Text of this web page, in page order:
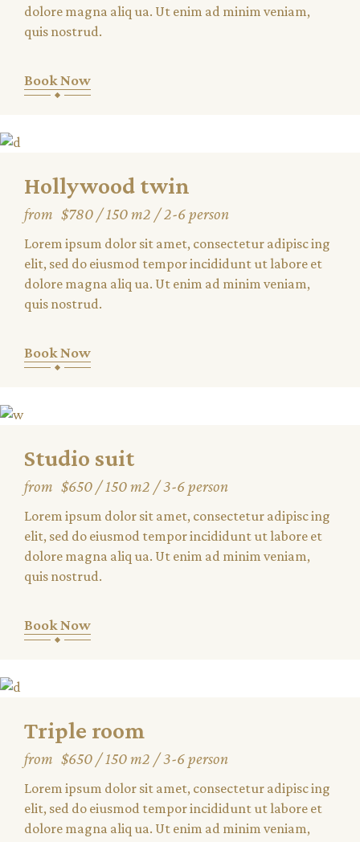
dolore magna aliq ua. Ut enim ad minim veniam,
quis nostrud.
Book Now
Hollywood twin
from $780 150 m2 2-6 person
Lorem ipsum dolor sit amet, consectetur adipisc ing
elit, sed do eiusmod tempor incididunt ut labore et
dolore magna aliq ua. Ut enim ad minim veniam,
quis nostrud.
Book Now
Studio suit
from $650 150 m2 3-6 person
Lorem ipsum dolor sit amet, consectetur adipisc ing
elit, sed do eiusmod tempor incididunt ut labore et
dolore magna aliq ua. Ut enim ad minim veniam,
quis nostrud.
Book Now
Triple room
from $650 150 m2 3-6 person
Lorem ipsum dolor sit amet, consectetur adipisc ing
elit, sed do eiusmod tempor incididunt ut labore et
dolore magna aliq ua. Ut enim ad minim veniam,